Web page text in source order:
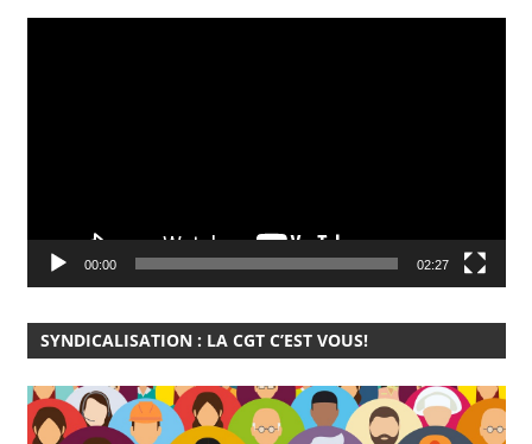
00:00 02:27
SYNDICALISATION : LA CGT C’EST VOUS!